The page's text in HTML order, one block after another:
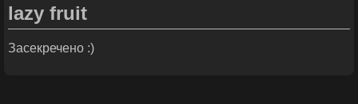
lazy fruit
Засекречено :)